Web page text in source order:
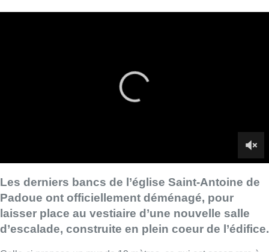
Celle-ci propose un mur de 19 mètres, ce qui est assez rare à
Bruxelles. Il sera possible d’y pratiquer les trois disciplines de
été un vrai défi technique, car il a fallu investir dans des études
de stabilité du bâtiment. C’est une désacralisation réussie pour
Thierry Claessens, adjoint de l’évêque auxiliaire à Bruxelles :
ici à Forest, sans cela, on n’y serait pas arrivé.”
Une partie de l’église est toujours liée au culte.
► Voir aussi : Etterbeek : l’église Sainte-Gertrude ne sera